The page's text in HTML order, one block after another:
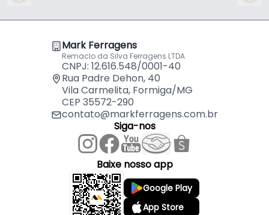
Mark Ferragens
Remaclo da Silva Ferragens LTDA
CNPJ: 12.616.548/0001-40
Rua Padre Dehon, 40
Vila Carmelita, Formiga/MG
CEP 35572-290
contato@markferragens.com.br
Siga-nos
Baixe nosso app
Google Play
App Store